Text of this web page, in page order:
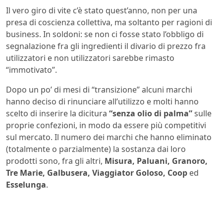
Il vero giro di vite c’è stato quest’anno, non per una
presa di coscienza collettiva, ma soltanto per ragioni di
business. In soldoni: se non ci fosse stato l’obbligo di
segnalazione fra gli ingredienti il divario di prezzo fra
utilizzatori e non utilizzatori sarebbe rimasto
“immotivato”.
Dopo un po’ di mesi di “transizione” alcuni marchi
hanno deciso di rinunciare all’utilizzo e molti hanno
scelto di inserire la dicitura “senza olio di palma”sulle
proprie confezioni, in modo da essere più competitivi
sul mercato. Il numero dei marchi che hanno eliminato
(totalmente o parzialmente) la sostanza dai loro
prodotti sono, fra gli altri, Misura, Paluani, Granoro,
Tre Marie, Galbusera, Viaggiator Goloso, Coop ed
Esselunga.